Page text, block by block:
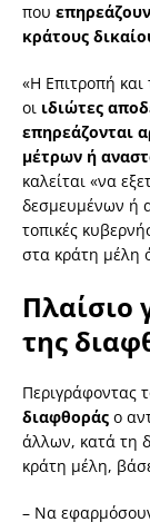
που
κράτους
«Η Επιτροπή
οι ιδιώτες
επηρεάζονται
μέτρων ή
καλείται «να
δεσμευμένων ή
τοπικές
στα κράτη μέλη
Πλαίσιο
της
Περιγράφοντας
διαφθοράς ο
άλλων, κατά τη
κράτη μέλη,
– Να